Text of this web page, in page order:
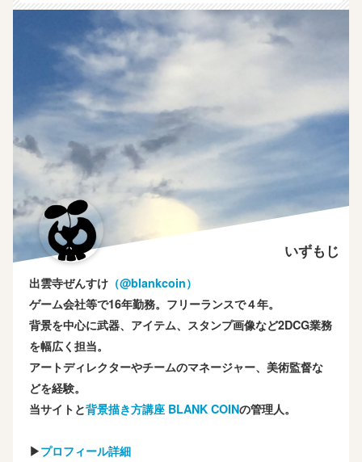
いずもじ
出雲寺ぜんすけ （‎@blankcoin）
ゲーム会社等で16年勤務。フリーランスで４年。
背景を中心に武器、アイテム、スタンプ画像など2DCG業務
を幅広く担当。
アートディレクターやチームのマネージャー、美術監督な
どを経験。
当サイトと背景描き方講座 BLANK COINの管理人。
▶プロフィール詳細